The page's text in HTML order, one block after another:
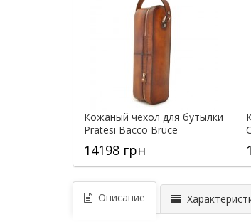
Кожаный чехол для бутылки
Pratesi Bacco Bruce
14198 грн
Описание